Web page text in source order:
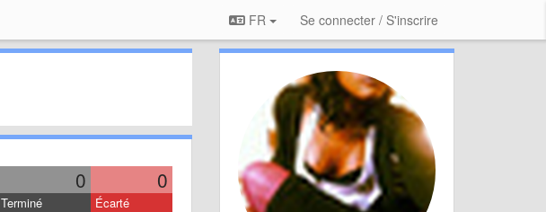
FR Se connecter / S'inscrire
0 0
Terminé Écarté